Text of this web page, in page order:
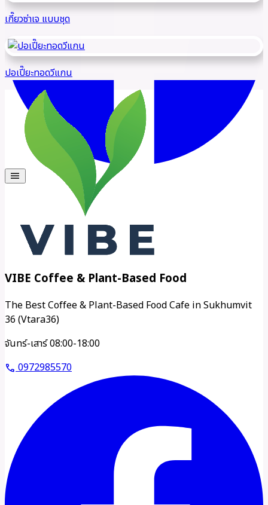
menu
VIBE Coffee & Plant-Based Food
The Best Coffee & Plant-Based Food Cafe in Sukhumvit
36 (Vtara36)
จันทร์-เสาร์ 08:00-18:00
call 0972985570